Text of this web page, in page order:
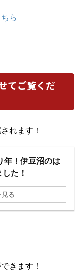
ら
てご覧くだ
れます！
年！伊豆沼のは
た！
見る
きます！